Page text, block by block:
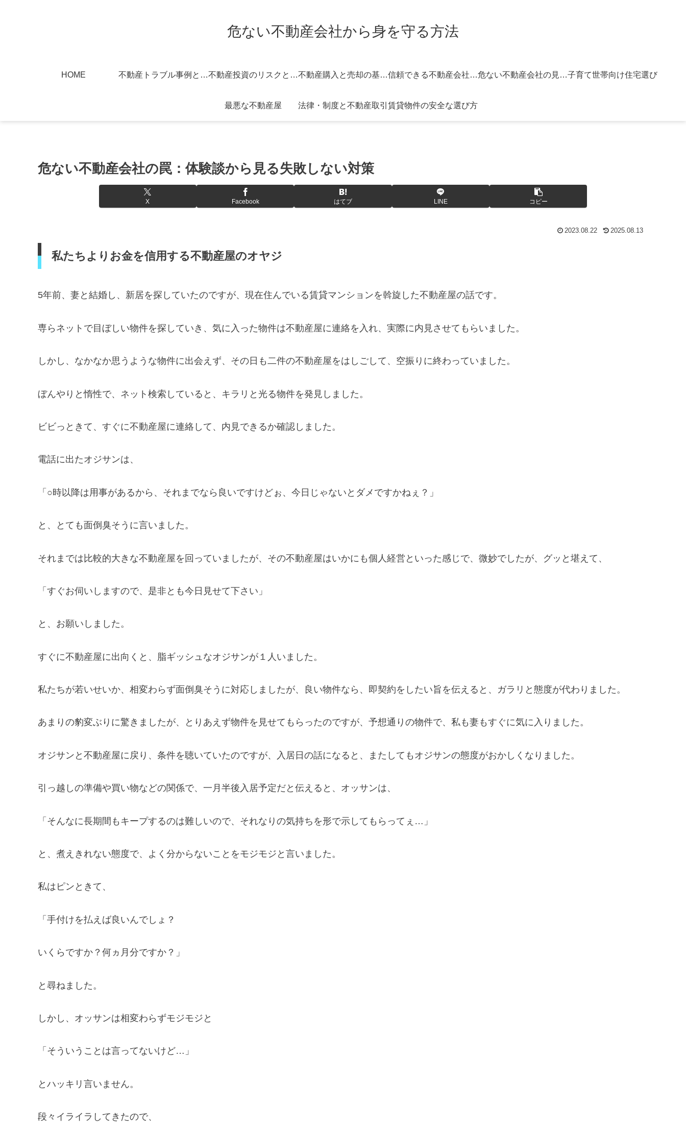
危ない不動産会社から身を守る方法
HOME 不動産トラブル事例と対策 不動産投資のリスクと対策 不動産購入と売却の基礎知識 信頼できる不動産会社の選び方 危ない不動産会社の見分け方子育て世帯向け住宅選び
最悪な不動産屋 法律・制度と不動産取引 賃貸物件の安全な選び方
危ない不動産会社の罠：体験談から見る失敗しない対策
X Facebook はてブ LINE コピー
2023.08.22 2025.08.13
私たちよりお金を信用する不動産屋のオヤジ
5年前、妻と結婚し、新居を探していたのですが、現在住んでいる賃貸マンションを斡旋した不動産屋の話です。
専らネットで目ぼしい物件を探していき、気に入った物件は不動産屋に連絡を入れ、実際に内見させてもらいました。
しかし、なかなか思うような物件に出会えず、その日も二件の不動産屋をはしごして、空振りに終わっていました。
ぼんやりと惰性で、ネット検索していると、キラリと光る物件を発見しました。
ビビっときて、すぐに不動産屋に連絡して、内見できるか確認しました。
電話に出たオジサンは、
「○時以降は用事があるから、それまでなら良いですけどぉ、今日じゃないとダメですかねぇ？」
と、とても面倒臭そうに言いました。
それまでは比較的大きな不動産屋を回っていましたが、その不動産屋はいかにも個人経営といった感じで、微妙でしたが、グッと堪えて、
「すぐお伺いしますので、是非とも今日見せて下さい」
と、お願いしました。
すぐに不動産屋に出向くと、脂ギッシュなオジサンが１人いました。
私たちが若いせいか、相変わらず面倒臭そうに対応しましたが、良い物件なら、即契約をしたい旨を伝えると、ガラリと態度が代わりました。
あまりの豹変ぶりに驚きましたが、とりあえず物件を見せてもらったのですが、予想通りの物件で、私も妻もすぐに気に入りました。
オジサンと不動産屋に戻り、条件を聴いていたのですが、入居日の話になると、またしてもオジサンの態度がおかしくなりました。
引っ越しの準備や買い物などの関係で、一月半後入居予定だと伝えると、オッサンは、
「そんなに長期間もキープするのは難しいので、それなりの気持ちを形で示してもらってぇ…」
と、煮えきれない態度で、よく分からないことをモジモジと言いました。
私はピンときて、
「手付けを払えば良いんでしょ？
いくらですか？何ヵ月分ですか？」
と尋ねました。
しかし、オッサンは相変わらずモジモジと
「そういうことは言ってないけど…」
とハッキリ言いません。
段々イライラしてきたので、